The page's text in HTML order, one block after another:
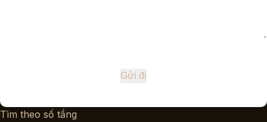
Tìm theo số tầng